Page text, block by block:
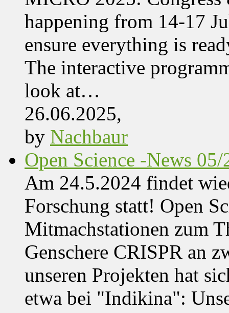
happening from 14-17
ensure everything is
The interactive
look at…
26.06.2025,
by Nachbaur
Open Science -News 05/
Am 24.5.2024 findet
Forschung statt! Open
Mitmachstationen zum
Genschere CRISPR an
unseren Projekten hat
etwa bei "Indikina":